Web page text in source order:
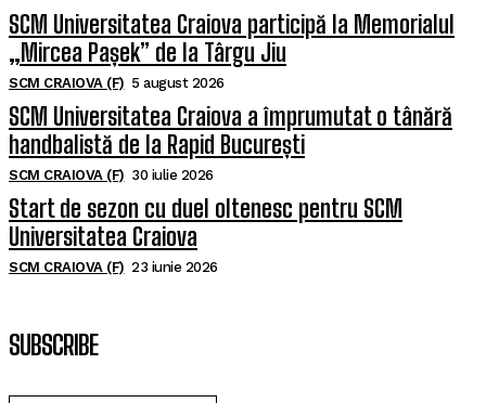
SCM Universitatea Craiova participă la Memorialul
„Mircea Pașek” de la Târgu Jiu
SCM CRAIOVA (F) 5 august 2026
SCM Universitatea Craiova a împrumutat o tânără
handbalistă de la Rapid București
SCM CRAIOVA (F) 30 iulie 2026
Start de sezon cu duel oltenesc pentru SCM
Universitatea Craiova
SCM CRAIOVA (F) 23 iunie 2026
SUBSCRIBE